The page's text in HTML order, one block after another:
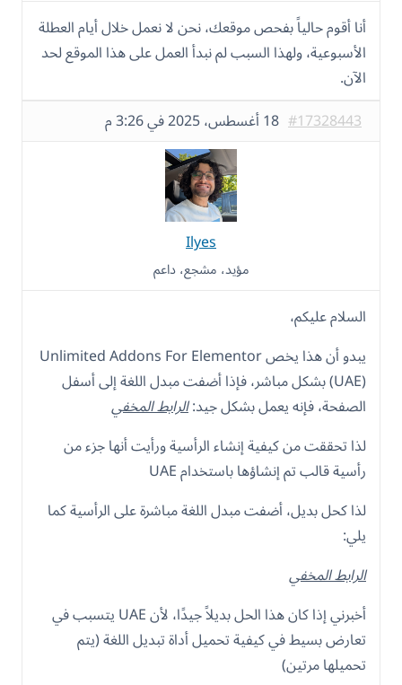
أنا أقوم حالياً بفحص موقعك، نحن لا نعمل خلال أيام العطلة
الأسبوعية، ولهذا السبب لم نبدأ العمل على هذا الموقع لحد
الآن.
18 أغسطس، 2025 في 3:26 م #17328443
Ilyes
مؤيد، مشجع، داعم
السلام عليكم،
يبدو أن هذا يخص Unlimited Addons For Elementor
(UAE) بشكل مباشر، فإذا أضفت مبدل اللغة إلى أسفل
الصفحة، فإنه يعمل بشكل جيد:الرابط المخفي
لذا تحققت من كيفية إنشاء الرأسية ورأيت أنها جزء من
رأسية قالب تم إنشاؤها باستخدام UAE
لذا كحل بديل، أضفت مبدل اللغة مباشرة على الرأسية كما
يلي:
الرابط المخفي
أخبرني إذا كان هذا الحل بديلاً جيدًا، لأن UAE يتسبب في
تعارض بسيط في كيفية تحميل أداة تبديل اللغة (يتم
تحميلها مرتين)